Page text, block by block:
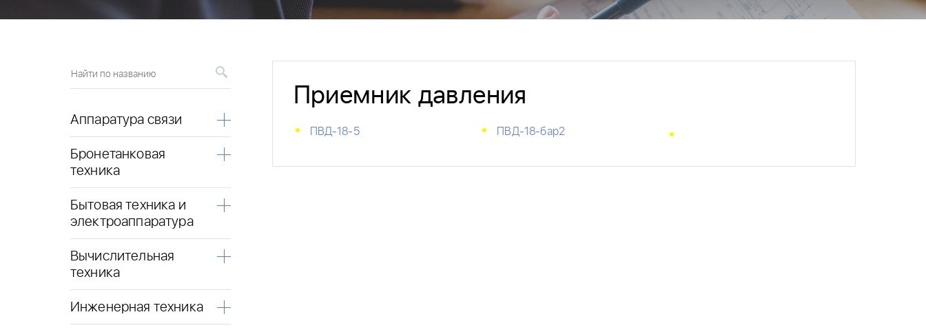
Найти по названию
Аппаратура связи
Бронетанковая
техника
Бытовая техника и
электроаппаратура
Вычислительная
техника
Инженерная техника
Приемник давления
ПВД-18-5 ПВД-18-бар2